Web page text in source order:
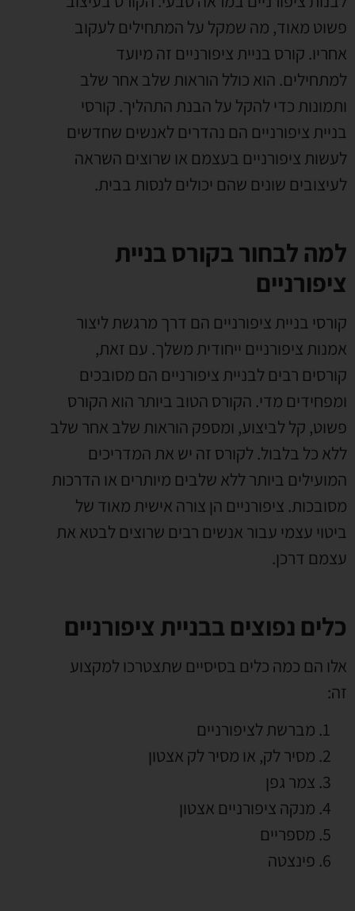
פשוט מאוד, מה שמקל על המתחילים לעקוב
אחריו. קורס בניית ציפורניים זה מיועד
למתחילים. הוא כולל הוראות שלב אחר שלב
ותמונות כדי להקל על הבנת התהליך. קורסי
בניית ציפורניים הם נהדרים לאנשים שחדשים
לעשות ציפורניים בעצמם או שרוצים השראה
לעיצובים שונים שהם יכולים לנסות בבית.
למה לבחור בקורס בניית
ציפורניים
קורסי בניית ציפורניים הם דרך מרגשת ליצור
אמנות ציפורניים ייחודית משלך. עם זאת,
קורסים רבים לבניית ציפורניים הם מסובכים
ומפחידים מדי. הקורס הטוב ביותר הוא הקורס
פשוט, קל לביצוע, ומספק הוראות שלב אחר שלב
ללא כל בלבול. לקורס זה יש את המדריכים
המועילים ביותר ללא שלבים מיותרים או הדרכות
מסובכות. ציפורניים הן צורה אישית מאוד של
ביטוי עצמי עבור אנשים רבים שרוצים לבטא את
עצמם דרכן.
כלים נפוצים בבניית ציפורניים
אלו הם כמה כלים בסיסיים שתצטרכו למקצוע
זה:
מברשת לציפורניים
מסיר לק, או מסיר לק אצטון
צמר גפן
מנקה ציפורניים אצטון
מספריים
פינצטה